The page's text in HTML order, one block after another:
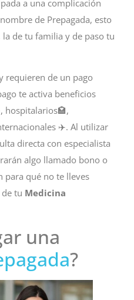
a una complicación
de Prepagada, esto
de tu familia y de paso tu
requieren de un pago
te activa beneficios
hospitalarios🏩,
✈️. Al utilizar
directa con especialista
algo llamado bono o
para qué no te lleves
tu Medicina
una
?